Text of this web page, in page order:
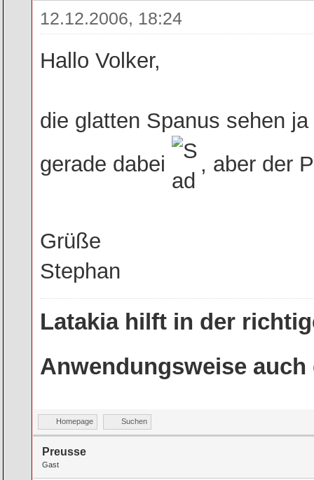
12.12.2006, 18:24
Hallo Volker,
die glatten Spanus sehen
gerade dabei
, aber der
Grüße
Stephan
Latakia hilft in der
Anwendungsweise auch
Homepage Suchen
Preusse
Gast